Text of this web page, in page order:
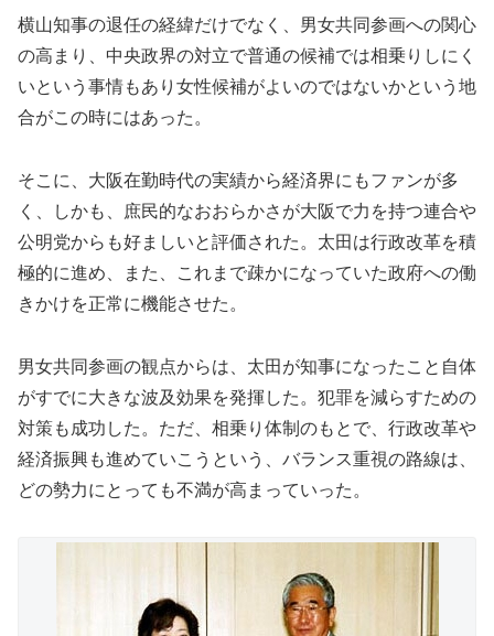
横山知事の退任の経緯だけでなく、男女共同参画への関心
の高まり、中央政界の対立で普通の候補では相乗りしにく
いという事情もあり女性候補がよいのではないかという地
合がこの時にはあった。
そこに、大阪在勤時代の実績から経済界にもファンが多
く、しかも、庶民的なおおらかさが大阪で力を持つ連合や
公明党からも好ましいと評価された。太田は行政改革を積
極的に進め、また、これまで疎かになっていた政府への働
きかけを正常に機能させた。
男女共同参画の観点からは、太田が知事になったこと自体
がすでに大きな波及効果を発揮した。犯罪を減らすための
対策も成功した。ただ、相乗り体制のもとで、行政改革や
経済振興も進めていこうという、バランス重視の路線は、
どの勢力にとっても不満が高まっていった。